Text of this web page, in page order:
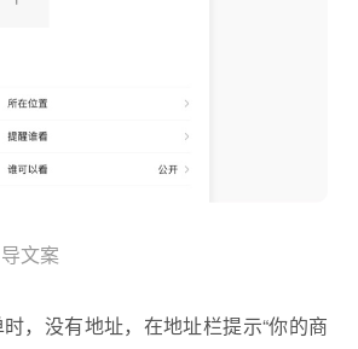
文案
，没有地址，在地址栏提示“你的商